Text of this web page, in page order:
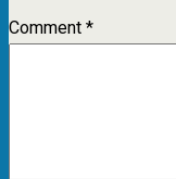
Comment*